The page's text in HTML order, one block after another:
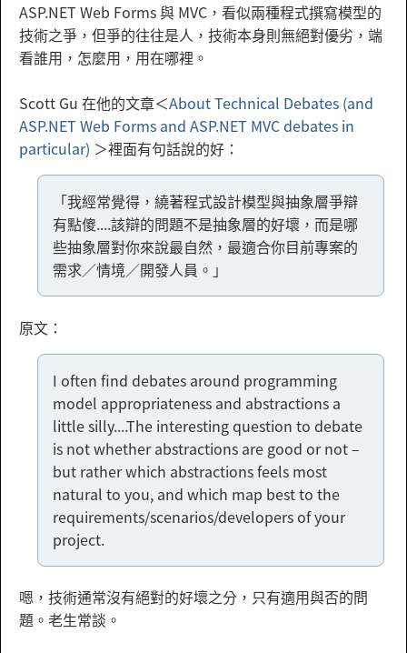
ASP.NET Web Forms 與 MVC，看似兩種程式撰寫模型的
技術之爭，但爭的往往是人，技術本身則無絕對優劣，端
看誰用，怎麼用，用在哪裡。
Scott Gu 在他的文章＜About Technical Debates (and
ASP.NET Web Forms and ASP.NET MVC debates in
particular) ＞裡面有句話說的好：
「我經常覺得，繞著程式設計模型與抽象層爭辯
有點傻....該辯的問題不是抽象層的好壞，而是哪
些抽象層對你來說最自然，最適合你目前專案的
需求／情境／開發人員。」
原文：
I often find debates around programming
model appropriateness and abstractions a
little silly....The interesting question to debate
is not whether abstractions are good or not –
but rather which abstractions feels most
natural to you, and which map best to the
requirements/scenarios/developers of your
project.
嗯，技術通常沒有絕對的好壞之分，只有適用與否的問
題。老生常談。